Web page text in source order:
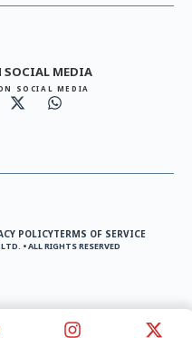
SOCIAL MEDIA
SOCIAL MEDIA
POLICYTERMS OF SERVICE
• ALL RIGHTS RESERVED